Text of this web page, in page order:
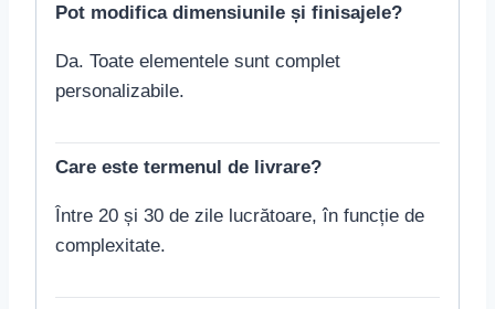
Pot modifica dimensiunile și finisajele?
Da. Toate elementele sunt complet
personalizabile.
Care este termenul de livrare?
Între 20 și 30 de zile lucrătoare, în funcție de
complexitate.